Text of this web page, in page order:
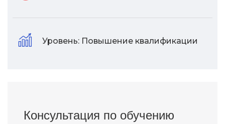
Уровень: Повышение квалификации
Консультация по обучению